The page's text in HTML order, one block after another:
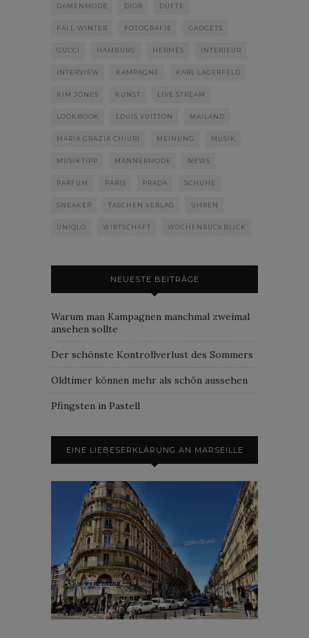
DAMENMODE DIOR DÜFTE
FALL-WINTER FOTOGRAFIE GADGETS
GUCCI HAMBURG HERMÈS INTERIEUR
INTERVIEW KAMPAGNE KARL LAGERFELD
KIM JONES KUNST LIVE STREAM
LOOKBOOK LOUIS VUITTON MAILAND
MARIA GRAZIA CHIURI MEINUNG MUSIK
MUSIKTIPP MÄNNERMODE NEWS
PARFUM PARIS PRADA SCHUHE
SNEAKER TASCHEN VERLAG UHREN
UNIQLO WIRTSCHAFT WOCHENRÜCKBLICK
NEUESTE BEITRÄGE
Warum man Kampagnen manchmal zweimal
ansehen sollte
Der schönste Kontrollverlust des Sommers
Oldtimer können mehr als schön aussehen
Pfingsten in Pastell
EINE LIEBESERKLÄRUNG AN MARSEILLE